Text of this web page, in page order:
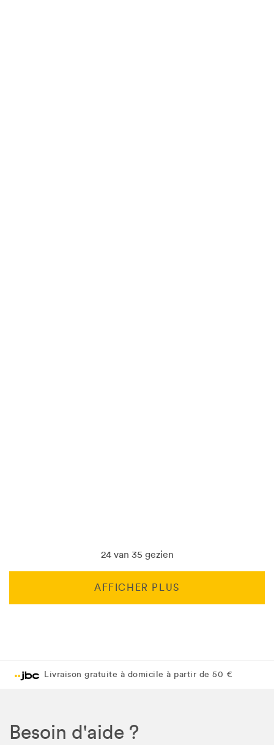
24 van 35 gezien
AFFICHER PLUS
Livraison gratuite en magasin JBC
Livraison gratuite en magasin JBC
Besoin d'aide ?